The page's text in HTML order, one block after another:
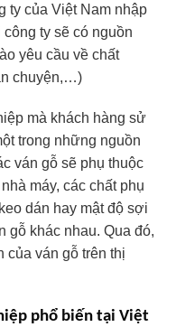
ty của Việt Nam nhập
ty sẽ có nguồn
yêu cầu về chất
chuyện,…)
mà khách hàng sử
trong những nguồn
ván gỗ sẽ phụ thuộc
máy, các chất phụ
dán hay mật độ sợi
khác nhau. Qua đó,
của ván gỗ trên thị
phổ biến tại Việt